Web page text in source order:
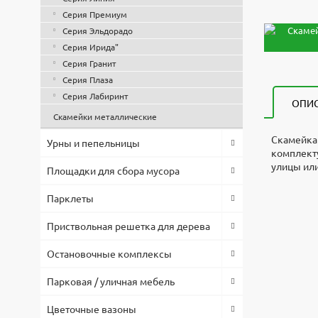
улицы
Серия Премиум
Серия Эльдорадо
Серия Ирида"
Серия Гранит
Серия Плаза
Серия Лабиринт
Скамейки металлические
Урны и пепельницы
Площадки для сбора мусора
Парклеты
Приствольная решетка для дерева
Остановочные комплексы
Парковая / уличная мебель
Цветочные вазоны